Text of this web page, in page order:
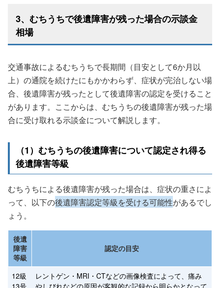
3、むちうちで後遺障害が残った場合の示談金
相場
交通事故によるむちうちで長期間（目安として6か月以
上）の通院を続けたにもかかわらず、症状が完治しない場
合、後遺障害が残ったとして後遺障害の認定を受けること
があります。ここからは、むちうちの後遺障害が残った場
合に受け取れる示談金について解説します。
（1）むちうちの後遺障害について認定され得る
後遺障害等級
むちうちによる後遺障害が残った場合は、症状の重さによ
って、以下の後遺障害認定等級を受ける可能性があるでし
ょう。
後遺
障害
等級
認定の目安
12級
13号
レントゲン・MRI・CTなどの画像検査によって、痛み
やしびれなどの原因が客観的な記録から明らかとなって